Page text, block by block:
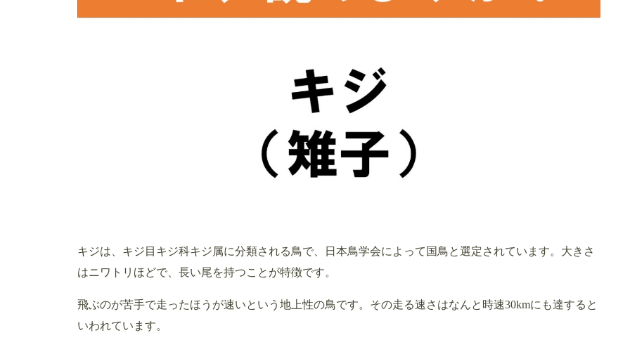
キジは、キジ目キジ科キジ属に分類される鳥で、日本鳥学会によって国鳥と選定されています。大きさ
はニワトリほどで、長い尾を持つことが特徴です。
飛ぶのが苦手で走ったほうが速いという地上性の鳥です。その走る速さはなんと時速30kmにも達すると
いわれています。